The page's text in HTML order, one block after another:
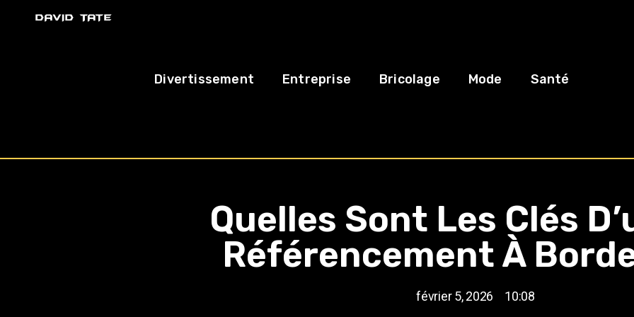
Divertissement Entreprise Bricolage Mode Santé
Quelles Sont Les Clés
Référencement À
février 5, 2026 10:08